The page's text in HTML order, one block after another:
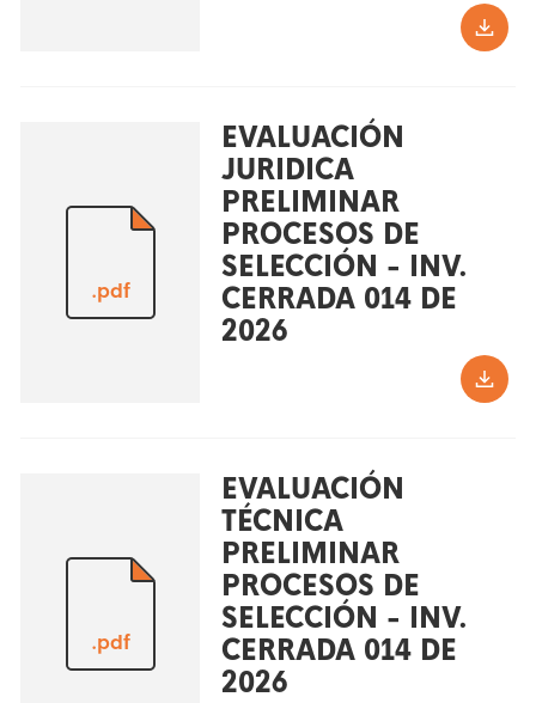
.pdf
EVALUACIÓN
JURIDICA
PRELIMINAR
PROCESOS DE
SELECCIÓN - INV.
CERRADA 014 DE
2026
.pdf
EVALUACIÓN
TÉCNICA
PRELIMINAR
PROCESOS DE
SELECCIÓN - INV.
CERRADA 014 DE
2026